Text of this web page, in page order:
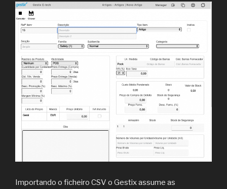
Importando o ficheiro CSV o Gestix assume as